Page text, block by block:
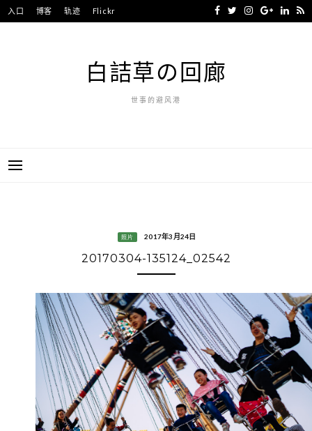
Skip
to
入口 博客 轨迹 Flickr
白詰草の回廊
世事的避风港
照片 2017年3月24日
20170304-135124_02542